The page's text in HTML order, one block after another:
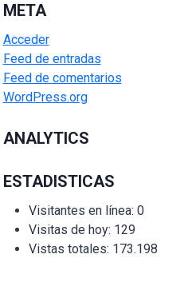
META
Acceder
Feed de entradas
Feed de comentarios
WordPress.org
ANALYTICS
ESTADISTICAS
Visitantes en línea: 0
Visitas de hoy: 129
Vistas totales: 173.198